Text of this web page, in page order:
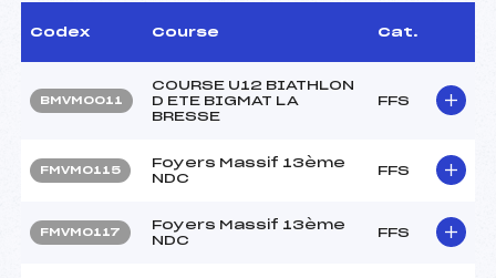
Codex Course Cat.
BMVM0011
COURSE U12 BIATHLON
D ETE BIGMAT LA
BRESSE
FFS
FMVM0115
Foyers Massif 13ème
NDC
FFS
FMVM0117
Foyers Massif 13ème
NDC
FFS